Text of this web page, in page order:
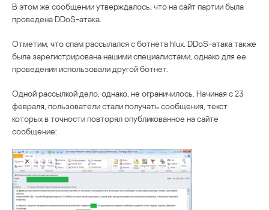
В этом же сообщении утверждалось, что на сайт партии была
проведена DDoS-атака.
Отметим, что спам рассылался с ботнета hlux. DDoS-атака также
была зарегистрирована нашими специалистами, однако для ее
проведения использовали другой ботнет.
Одной рассылкой дело, однако, не ограничилось. Начиная с 23
февраля, пользователи стали получать сообщения, текст
которых в точности повторял опубликованное на сайте
сообщение: